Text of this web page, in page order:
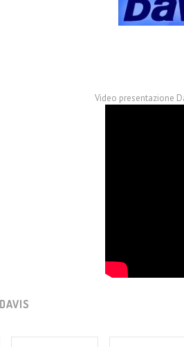
Video presentazione